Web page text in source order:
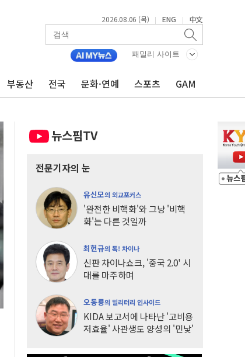
2026.08.06 (목) | ENG | 中文
패밀리 사이트
부동산 전국 문화·연예 스포츠 GAM
뉴스핌TV
전문기자의 눈
유신모의 외교포커스
'완전한 비핵화'와 그냥 '비핵
화'는 다른 것일까
최헌규의 톡! 차이나
신판 차이나쇼크, '중국 2.0' 시
대를 마주하며
오동룡의 밀리터리 인사이드
KIDA 보고서에 나타난 '고비용
저효율' 사관생도 양성의 '민낯'